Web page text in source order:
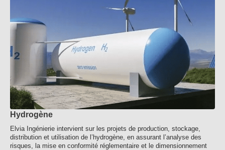
Hydrogène
Elvia Ingénierie intervient sur les projets de production, stockage,
distribution et utilisation de l’hydrogène, en assurant l’analyse des
risques, la mise en conformité réglementaire et le dimensionnement